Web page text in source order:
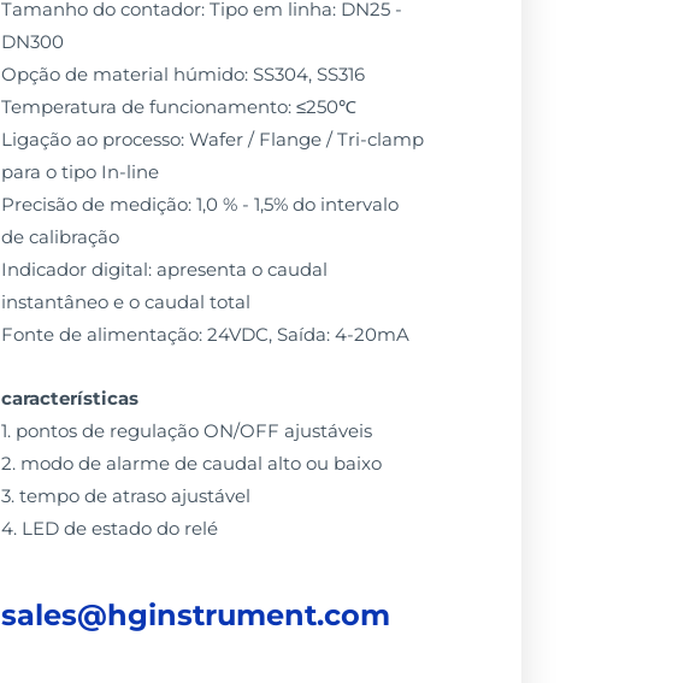
Tamanho do contador: Tipo em linha: DN25 -
DN300
Opção de material húmido: SS304, SS316
Temperatura de funcionamento: ≤250℃
Ligação ao processo: Wafer / Flange / Tri-clamp
para o tipo In-line
Precisão de medição: 1,0 % - 1,5% do intervalo
de calibração
Indicador digital: apresenta o caudal
instantâneo e o caudal total
Fonte de alimentação: 24VDC, Saída: 4-20mA
características
1. pontos de regulação ON/OFF ajustáveis
2. modo de alarme de caudal alto ou baixo
3. tempo de atraso ajustável
4. LED de estado do relé
sales@hginstrument.com